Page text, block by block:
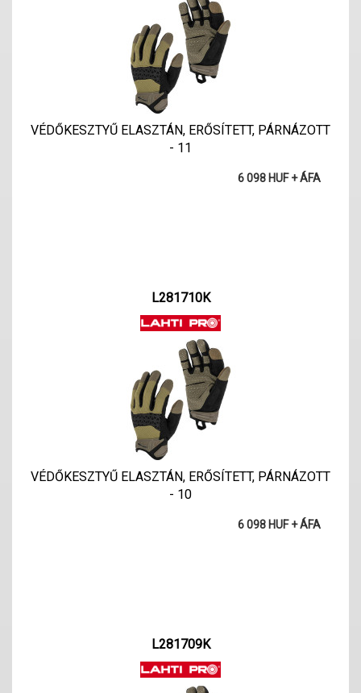
VÉDŐKESZTYŰ ELASZTÁN, ERŐSÍTETT, PÁRNÁZOTT
- 11
6 098 HUF + ÁFA
L281710K
VÉDŐKESZTYŰ ELASZTÁN, ERŐSÍTETT, PÁRNÁZOTT
- 10
6 098 HUF + ÁFA
L281709K